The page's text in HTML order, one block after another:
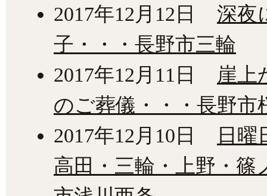
2017年12月12日
深夜
子・・・長野市三輪
2017年12月11日
崖上
のご葬儀・・・長野市
2017年12月10日
日曜
高田・三輪・上野・篠